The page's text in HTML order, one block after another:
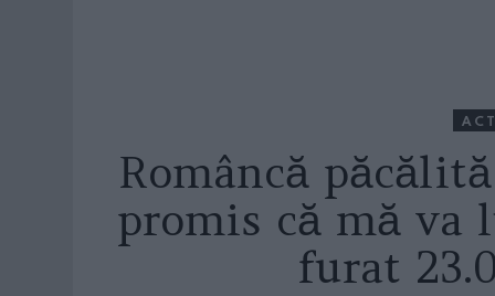
Româncă
promis că mă va
furat